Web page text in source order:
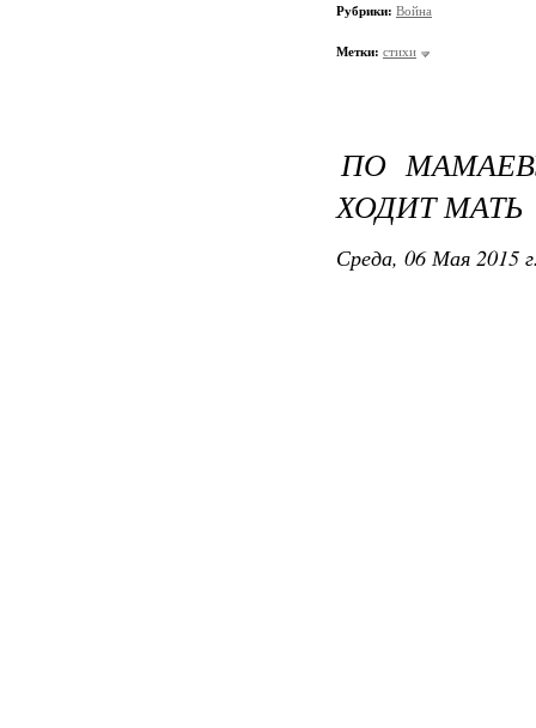
Рубрики: Война
Метки: стихи
ПО
ХОДИТ МАТЬ
Среда, 06 Мая 2015